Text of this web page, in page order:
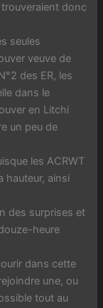
trouveraient donc
seules
veuve de
des ER, les
dans le
en Litchi
un peu de
les ACRWT
hauteur, ainsi
des surprises et
heure
dans cette
une, ou
tout au